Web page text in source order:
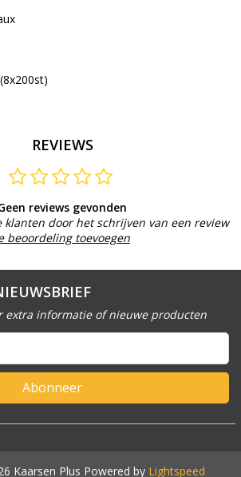
REVIEWS
reviews gevonden
klanten door het schrijven van een review
beoordeling toevoegen
extra informatie of nieuwe producten
Abonneer
Kaarsen Plus Powered by Lightspeed